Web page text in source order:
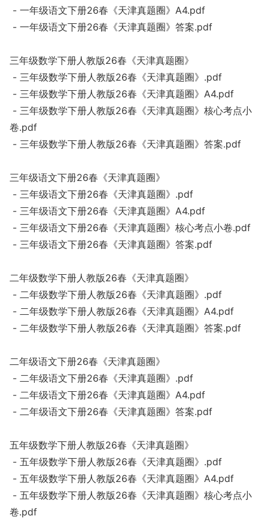
- 一年级语文下册26春《天津真题圈》A4.pdf
- 一年级语文下册26春《天津真题圈》答案.pdf
三年级数学下册人教版26春《天津真题圈》
- 三年级数学下册人教版26春《天津真题圈》.pdf
- 三年级数学下册人教版26春《天津真题圈》A4.pdf
- 三年级数学下册人教版26春《天津真题圈》核心考点小
卷.pdf
- 三年级数学下册人教版26春《天津真题圈》答案.pdf
三年级语文下册26春《天津真题圈》
- 三年级语文下册26春《天津真题圈》.pdf
- 三年级语文下册26春《天津真题圈》A4.pdf
- 三年级语文下册26春《天津真题圈》核心考点小卷.pdf
- 三年级语文下册26春《天津真题圈》答案.pdf
二年级数学下册人教版26春《天津真题圈》
- 二年级数学下册人教版26春《天津真题圈》.pdf
- 二年级数学下册人教版26春《天津真题圈》A4.pdf
- 二年级数学下册人教版26春《天津真题圈》答案.pdf
二年级语文下册26春《天津真题圈》
- 二年级语文下册26春《天津真题圈》.pdf
- 二年级语文下册26春《天津真题圈》A4.pdf
- 二年级语文下册26春《天津真题圈》答案.pdf
五年级数学下册人教版26春《天津真题圈》
- 五年级数学下册人教版26春《天津真题圈》.pdf
- 五年级数学下册人教版26春《天津真题圈》A4.pdf
- 五年级数学下册人教版26春《天津真题圈》核心考点小
卷.pdf